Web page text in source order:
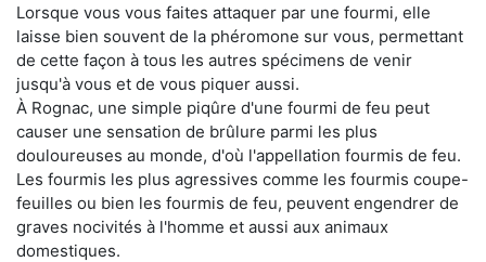
Lorsque vous vous faites attaquer par une fourmi, elle
laisse bien souvent de la phéromone sur vous, permettant
de cette façon à tous les autres spécimens de venir
jusqu'à vous et de vous piquer aussi.
À Rognac, une simple piqûre d'une fourmi de feu peut
causer une sensation de brûlure parmi les plus
douloureuses au monde, d'où l'appellation fourmis de feu.
Les fourmis les plus agressives comme les fourmis coupe-
feuilles ou bien les fourmis de feu, peuvent engendrer de
graves nocivités à l'homme et aussi aux animaux
domestiques.